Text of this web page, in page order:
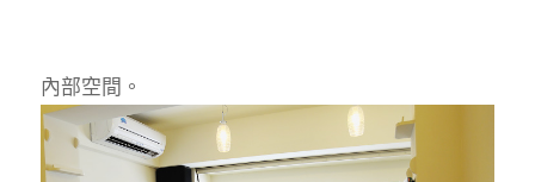
內部空間。